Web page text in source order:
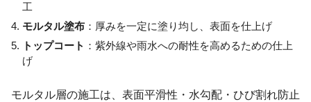
工
モルタル塗布 ：厚みを一定に塗り均し、表面を仕上げ
トップコート ：紫外線や雨水への耐性を高めるための仕上
げ
モルタル層の施工は、表面平滑性・水勾配・ひび割れ防止